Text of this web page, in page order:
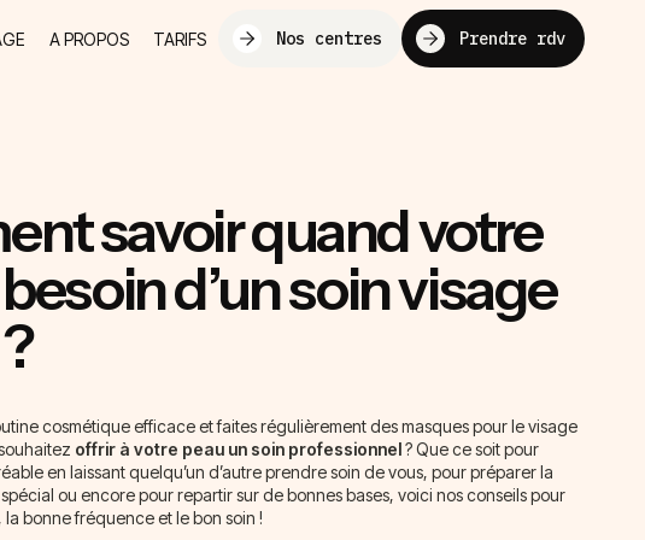
A PROPOS TARIFS Nos centres Prendre rdv
savoir quand votre
d’un soin visage
cosmétique efficace et faites régulièrement des masques pour le visage
offrir à votre peau un soin professionnel? Que ce soit pour
en laissant quelqu’un d’autre prendre soin de vous, pour préparer la
ou encore pour repartir sur de bonnes bases, voici nos conseils pour
bonne fréquence et le bon soin !